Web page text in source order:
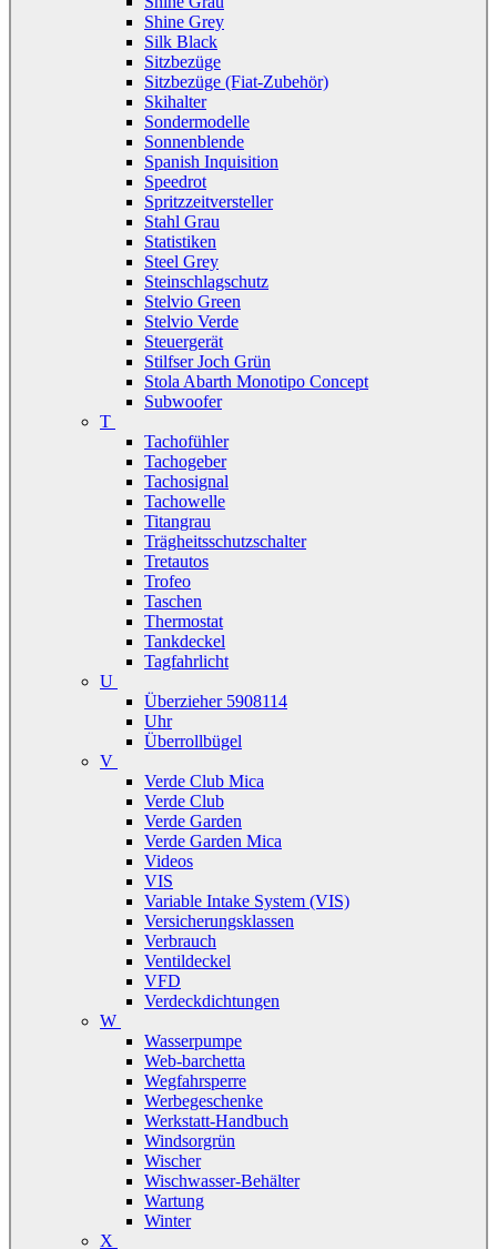
Shine Grey
Silk Black
Sitzbezüge
Sitzbezüge (Fiat-Zubehör)
Skihalter
Sondermodelle
Sonnenblende
Spanish Inquisition
Speedrot
Spritzzeitversteller
Stahl Grau
Statistiken
Steel Grey
Steinschlagschutz
Stelvio Green
Stelvio Verde
Steuergerät
Stilfser Joch Grün
Stola Abarth Monotipo Concept
Subwoofer
T
Tachofühler
Tachogeber
Tachosignal
Tachowelle
Titangrau
Trägheitsschutzschalter
Tretautos
Trofeo
Taschen
Thermostat
Tankdeckel
Tagfahrlicht
U
Überzieher 5908114
Uhr
Überrollbügel
V
Verde Club Mica
Verde Club
Verde Garden
Verde Garden Mica
Videos
VIS
Variable Intake System (VIS)
Versicherungsklassen
Verbrauch
Ventildeckel
VFD
Verdeckdichtungen
W
Wasserpumpe
Web-barchetta
Wegfahrsperre
Werbegeschenke
Werkstatt-Handbuch
Windsorgrün
Wischer
Wischwasser-Behälter
Wartung
Winter
X